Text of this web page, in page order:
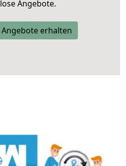
Angebote.
erhalten